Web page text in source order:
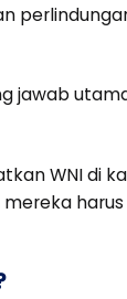
jawab
WNI di